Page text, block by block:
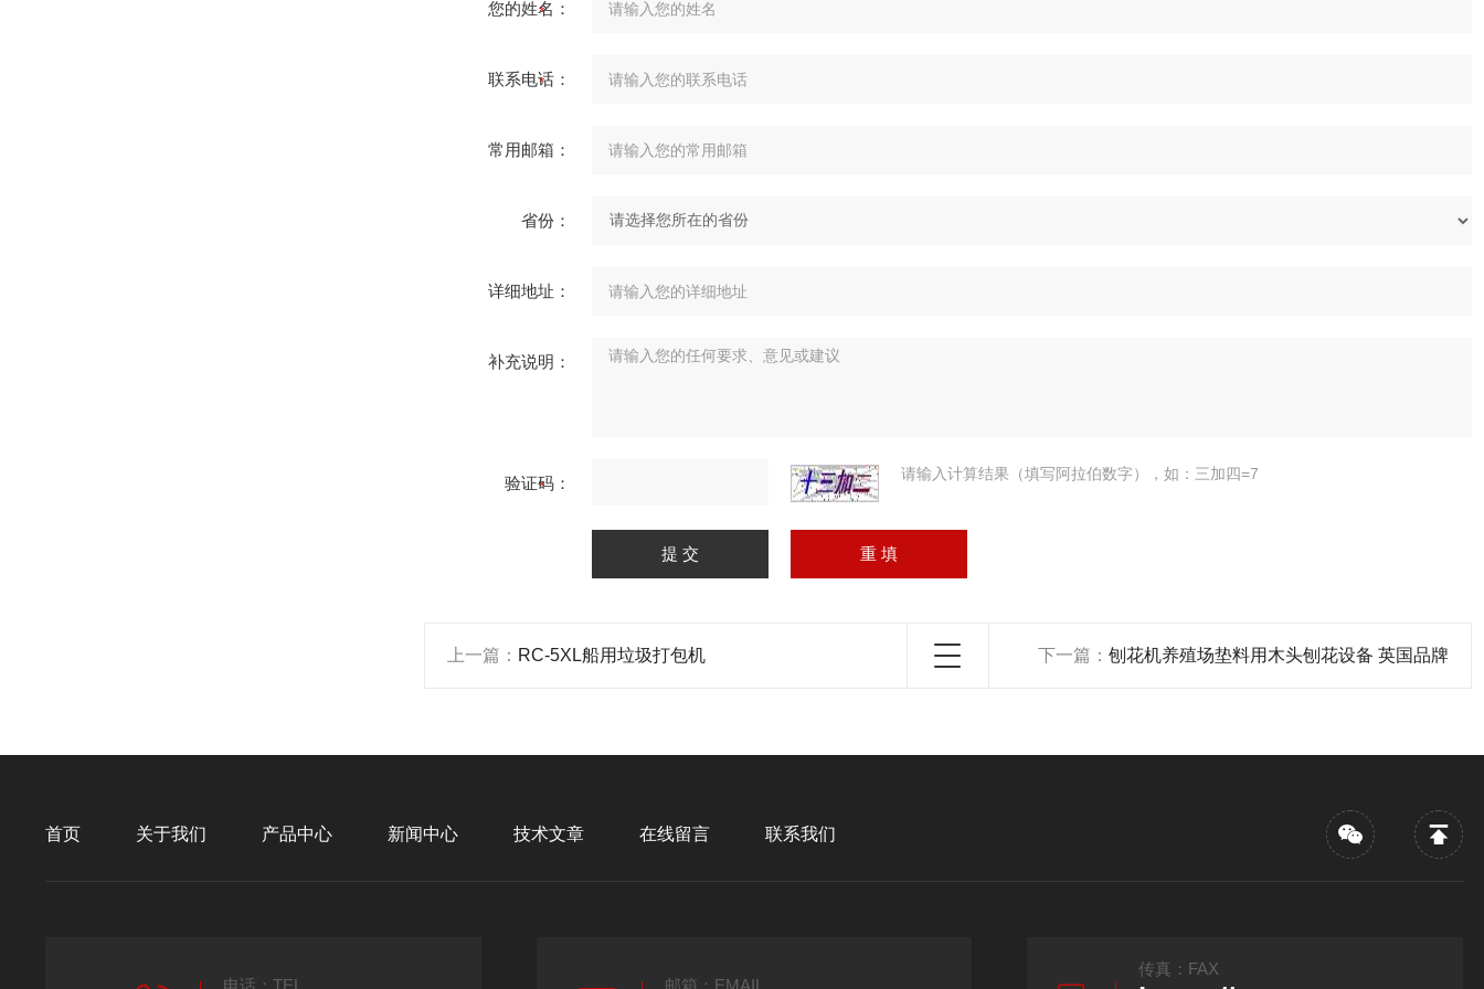
您的姓名：
联系电话：
常用邮箱：
省份：
详细地址：
补充说明：
验证码： 请输入计算结果（填写阿拉伯数字），如：三加四=7
上一篇： RC-5XL船用垃圾打包机 下一篇： 刨花机养殖场垫料用木头刨花设备 英国品牌
首页 关于我们 产品中心 新闻中心 技术文章 在线留言 联系我们
电话：TEL 邮箱：EMAIL
传真：FAX